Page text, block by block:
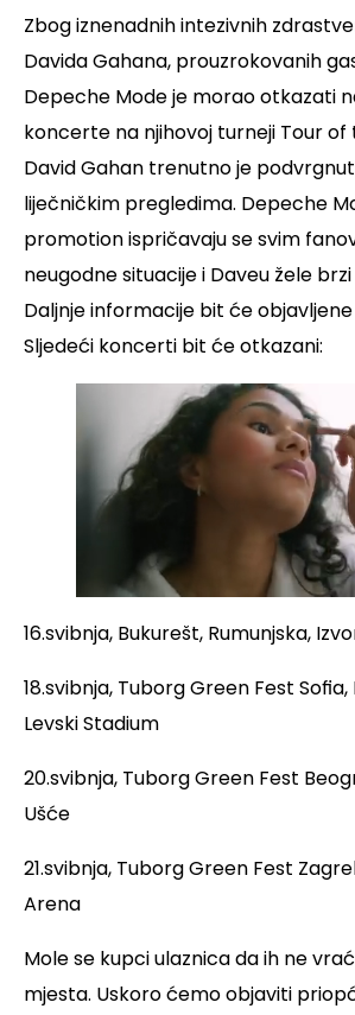
Zbog iznenadnih intezivnih
Davida Gahana, prouzrokovanih
Depeche Mode je morao otkazati
koncerte na njihovoj turneji Tour of
David Gahan trenutno je
liječničkim pregledima. Depeche
promotion ispričavaju se svim
neugodne situacije i Daveu žele
Daljnje informacije bit će
Sljedeći koncerti bit će otkazani:
16.svibnja, Bukurešt, Rumunjska,
18.svibnja, Tuborg Green Fest
Levski Stadium
20.svibnja, Tuborg Green Fest
Ušće
21.svibnja, Tuborg Green Fest
Arena
Mole se kupci ulaznica da ih ne
mjesta. Uskoro ćemo objaviti